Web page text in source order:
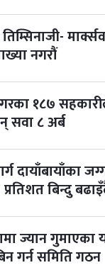
नगरौं
१८७
८ अर्ब
दायाँबायाँका
बिन्दु
ज्यान गुमाएका
गर्न समिति गठन